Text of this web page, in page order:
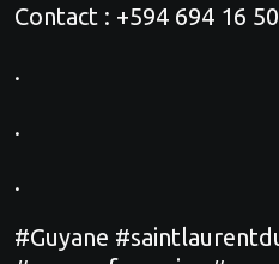
Contact : +594 694 16
.
.
.
#Guyane